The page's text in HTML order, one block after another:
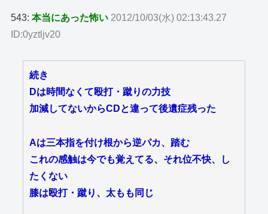
543:本当にあった怖い 2012/10/03(水) 02:13:43.27
ID:0yztljv20
続き
Dは時間なくて殴打・蹴りの力技
加減してないからCDと違って後遺症残った
Aは三本指を付け根から逆パカ、踏む
これの感触は今でも覚えてる、それ位不快、し
たくない
膝は殴打・蹴り、太もも同じ